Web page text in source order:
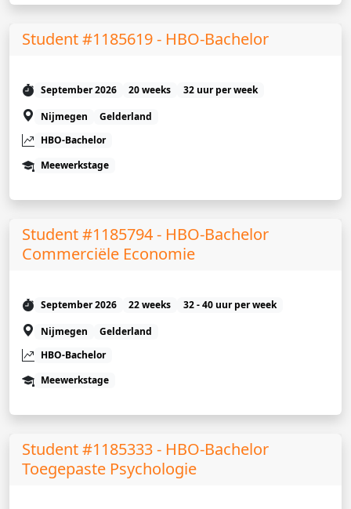
Student #1185619 - HBO-Bachelor
September 2026 20 weeks
32 uur per week
Nijmegen
Gelderland
HBO-Bachelor
Meewerkstage
Student #1185794 - HBO-Bachelor
Commerciële Economie
September 2026 22 weeks
32 - 40 uur per week
Nijmegen
Gelderland
HBO-Bachelor
Meewerkstage
Student #1185333 - HBO-Bachelor
Toegepaste Psychologie